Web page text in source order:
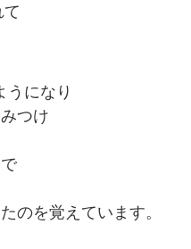
うになり
つけ
のを覚えています。